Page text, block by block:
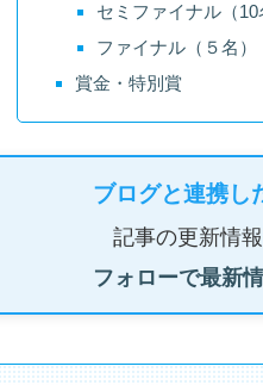
セミファイナル（10
ファイナル（５名）
賞金・特別賞
ブログと連携し
記事の更新情
フォローで最新